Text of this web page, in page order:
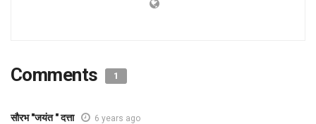
Comments 1
सौरभ "जयंत " दत्ता 6 years ago